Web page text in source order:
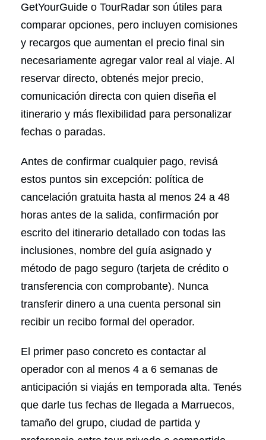
GetYourGuide o TourRadar son útiles para
comparar opciones, pero incluyen comisiones
y recargos que aumentan el precio final sin
necesariamente agregar valor real al viaje. Al
reservar directo, obtenés mejor precio,
comunicación directa con quien diseña el
itinerario y más flexibilidad para personalizar
fechas o paradas.
Antes de confirmar cualquier pago, revisá
estos puntos sin excepción: política de
cancelación gratuita hasta al menos 24 a 48
horas antes de la salida, confirmación por
escrito del itinerario detallado con todas las
inclusiones, nombre del guía asignado y
método de pago seguro (tarjeta de crédito o
transferencia con comprobante). Nunca
transferir dinero a una cuenta personal sin
recibir un recibo formal del operador.
El primer paso concreto es contactar al
operador con al menos 4 a 6 semanas de
anticipación si viajás en temporada alta. Tenés
que darle tus fechas de llegada a Marruecos,
tamaño del grupo, ciudad de partida y